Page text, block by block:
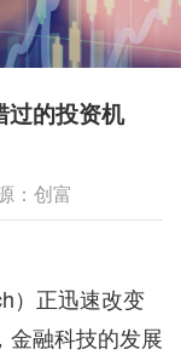
过的投资机
：创富
）正迅速改变
金融科技的发展